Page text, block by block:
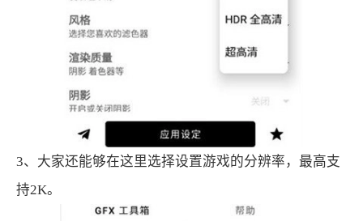
3、大家还能够在这里选择设置游戏的分辨率，最高支
持2K。